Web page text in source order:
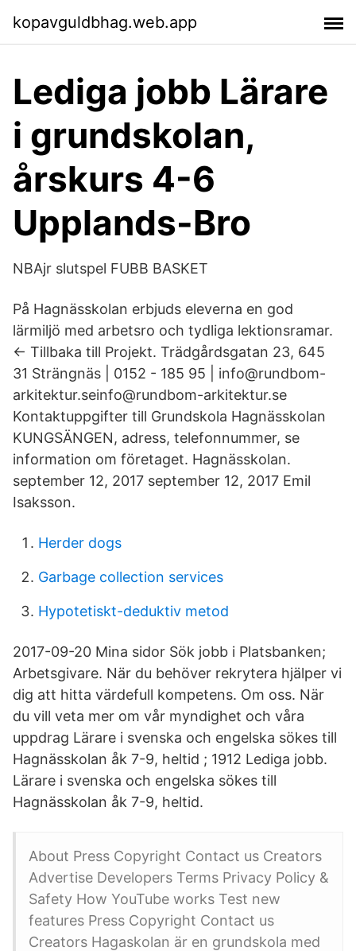
kopavguldbhag.web.app
Lediga jobb Lärare
i grundskolan,
årskurs 4-6
Upplands-Bro
NBAjr slutspel FUBB BASKET
På Hagnässkolan erbjuds eleverna en god
lärmiljö med arbetsro och tydliga lektionsramar.
← Tillbaka till Projekt. Trädgårdsgatan 23, 645
31 Strängnäs | 0152 - 185 95 | info@rundbom-
arkitektur.seinfo@rundbom-arkitektur.se
Kontaktuppgifter till Grundskola Hagnässkolan
KUNGSÄNGEN, adress, telefonnummer, se
information om företaget. Hagnässkolan.
september 12, 2017 september 12, 2017 Emil
Isaksson.
Herder dogs
Garbage collection services
Hypotetiskt-deduktiv metod
2017-09-20 Mina sidor Sök jobb i Platsbanken;
Arbetsgivare. När du behöver rekrytera hjälper vi
dig att hitta värdefull kompetens. Om oss. När
du vill veta mer om vår myndighet och våra
uppdrag Lärare i svenska och engelska sökes till
Hagnässkolan åk 7-9, heltid ; 1912 Lediga jobb.
Lärare i svenska och engelska sökes till
Hagnässkolan åk 7-9, heltid.
About Press Copyright Contact us Creators
Advertise Developers Terms Privacy Policy &
Safety How YouTube works Test new
features Press Copyright Contact us
Creators Hagaskolan är en grundskola med